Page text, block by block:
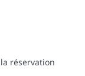
réservation